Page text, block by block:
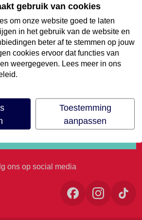
op je
vakantie
nieuwsbrief
ons op social media
gebruik van cookies
om onze website goed te laten
in het gebruik van de website en
beter af te stemmen op jouw
cookies ervoor dat functies van
weergegeven. Lees meer in ons
Toestemming
aanpassen